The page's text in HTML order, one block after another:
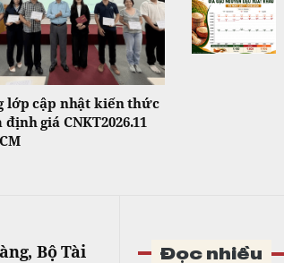
lớp cập nhật kiến thức
giá CNKT2026.11
Bộ Tài Đọc nhiều